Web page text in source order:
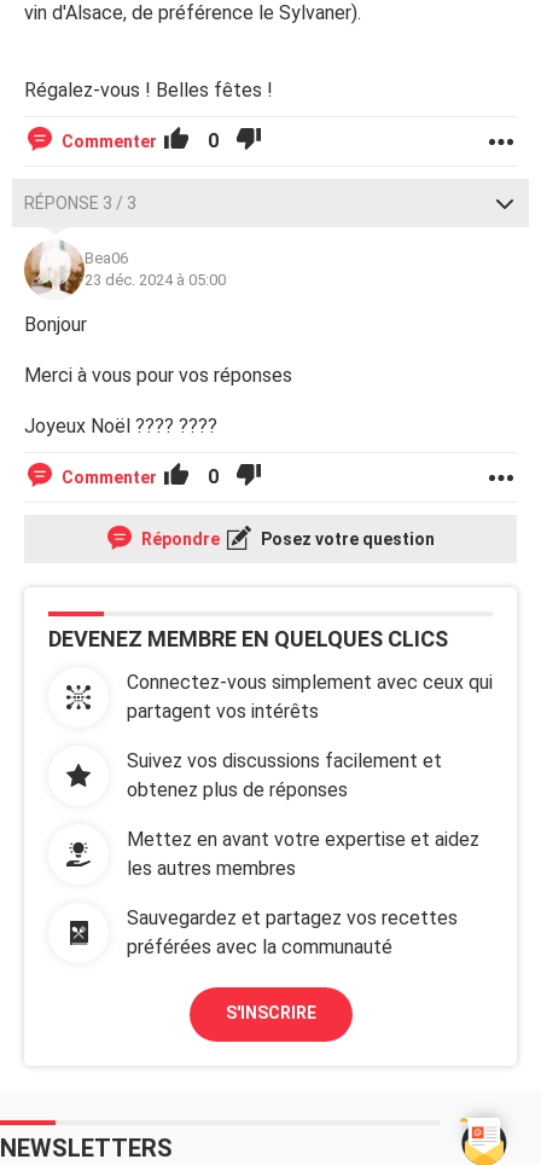
vin d'Alsace, de préférence le Sylvaner).
Régalez-vous ! Belles fêtes !
Commenter 0
RÉPONSE 3 / 3
Bea06
23 déc. 2024 à 05:00
Bonjour
Merci à vous pour vos réponses
Joyeux Noël ???? ????
Commenter 0
Répondre Posez votre question
DEVENEZ MEMBRE EN QUELQUES CLICS
Connectez-vous simplement avec ceux qui
partagent vos intérêts
Suivez vos discussions facilement et
obtenez plus de réponses
Mettez en avant votre expertise et aidez
les autres membres
Sauvegardez et partagez vos recettes
préférées avec la communauté
S'INSCRIRE
NEWSLETTERS